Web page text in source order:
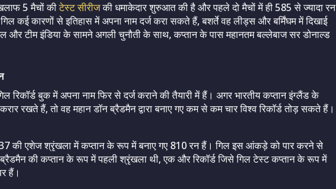
5 मैचों कीटेस्ट सीरीजकी धमाकेदार शुरुआत की है और पहले दो मैचों में ही 585 से ज्यादा रन
कई कारणों से इतिहास में अपना नाम दर्ज करा सकते हैं, बशर्ते वह लीड्स और बर्मिंघम में दिखाई
और टीम इंडिया के सामने अगली चुनौती के साथ, कप्तान के पास महानतम बल्लेबाज सर डोनाल्ड
रिकॉर्ड बुक में अपना नाम फिर से दर्ज कराने की तैयारी में हैं। अगर भारतीय कप्तान इंग्लैंड के
रखते हैं, तो वह महान डॉन ब्रैडमैन द्वारा बनाए गए कम से कम चार विश्व रिकॉर्ड तोड़ सकते हैं।
37 की एशेज श्रृंखला में कप्तान के रूप में बनाए गए 810 रन हैं। गिल इस आंकड़े को पार करने से
की कप्तान के रूप में पहली श्रृंखला थी, एक और रिकॉर्ड जिसे गिल टेस्ट कप्तान के रूप में
हैं।